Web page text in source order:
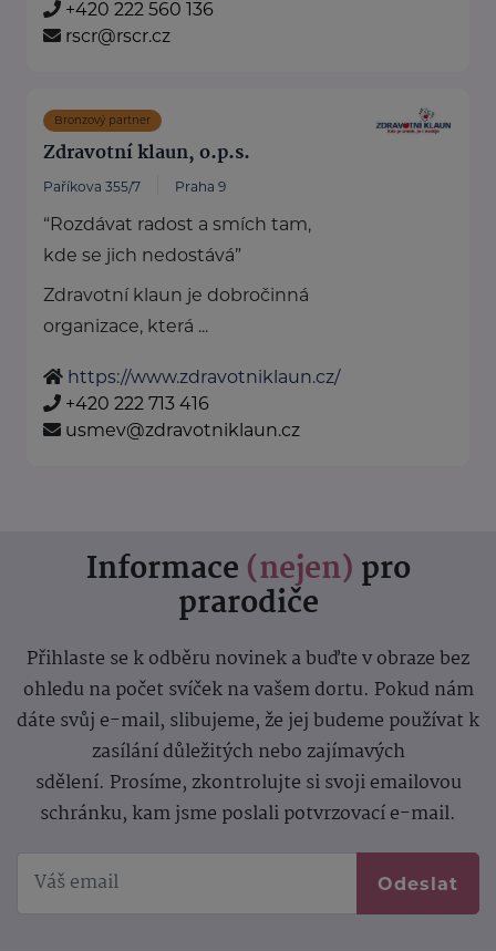
+420 222 560 136
rscr@rscr.cz
Bronzový partner
Zdravotní klaun, o.p.s.
Paříkova 355/7 Praha 9
“Rozdávat radost a smích tam,
kde se jich nedostává”
Zdravotní klaun je dobročinná
organizace, která ...
https://www.zdravotniklaun.cz/
+420 222 713 416
usmev@zdravotniklaun.cz
Informace (nejen) pro
prarodiče
Přihlaste se k odběru novinek a buďte v obraze bez
ohledu na počet svíček na vašem dortu. Pokud nám
dáte svůj e-mail, slibujeme, že jej budeme používat k
zasílání důležitých nebo zajímavých
sdělení. Prosíme, zkontrolujte si svoji emailovou
schránku, kam jsme poslali potvrzovací e-mail.
Odeslat